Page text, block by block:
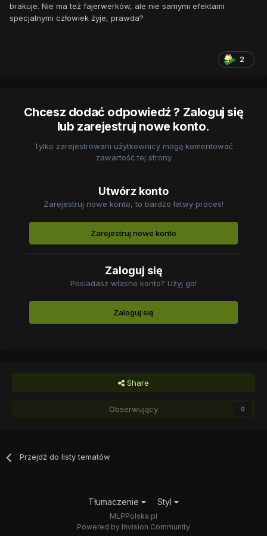
brakuje. Nie ma też fajerwerków, ale nie samymi efektami
specjalnymi człowiek żyje, prawda?
2
Chcesz dodać odpowiedź ? Zaloguj się
lub zarejestruj nowe konto.
Tylko zarejestrowani użytkownicy mogą komentować
zawartość tej strony
Utwórz konto
Zarejestruj nowe konto, to bardzo łatwy proces!
Zarejestruj nowe konto
Zaloguj się
Posiadasz własne konto? Użyj go!
Zaloguj się
Share
Obserwujący 0
Przejdź do listy tematów
Tłumaczenie Styl
MLPPolska.pl
Powered by Invision Community